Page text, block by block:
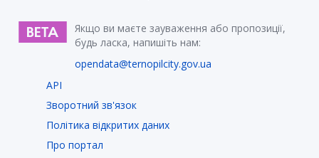
Якщо ви маєте зауваження або пропозиції,
будь ласка, напишіть нам:
opendata@ternopilcity.gov.ua
API
Зворотний зв'язок
Політика відкритих даних
Про портал